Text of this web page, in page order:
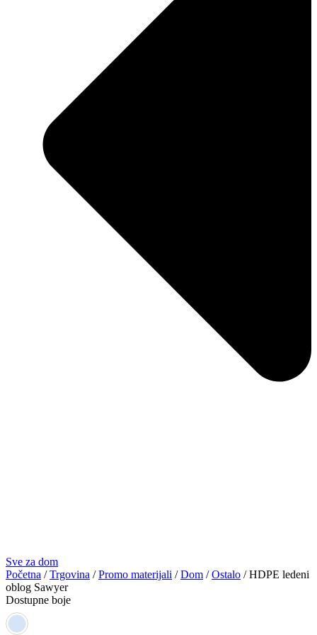
Sve za dom
Početna /Trgovina /Promo materijali /Dom /Ostalo / HDPE ledeni
oblog Sawyer
Dostupne boje